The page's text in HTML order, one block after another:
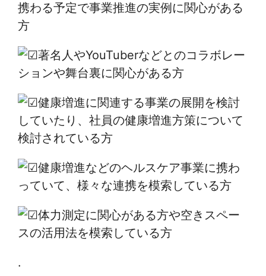
携わる予定で事業推進の実例に関心がある
方
著名人やYouTuberなどとのコラボレー
ションや舞台裏に関心がある方
健康増進に関連する事業の展開を検討
していたり、社員の健康増進方策について
検討されている方
健康増進などのヘルスケア事業に携わ
っていて、様々な連携を模索している方
体力測定に関心がある方や空きスペー
スの活用法を模索している方
.